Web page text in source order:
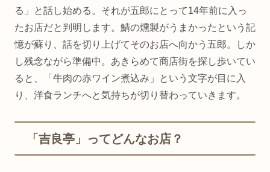
る」と話し始める。それが五郎にとって14年前に入っ
たお店だと判明します。鯖の燻製がうまかったという記
憶が蘇り、話を切り上げてそのお店へ向かう五郎。しか
し残念ながら準備中。あきらめて商店街を探し歩いてい
ると、「牛肉の赤ワイン煮込み」という文字が目に入
り、洋食ランチへと気持ちが切り替わっていきます。
「吉良亭」ってどんなお店？